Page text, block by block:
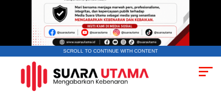
SCROLL TO CONTINUE WITH CONTENT